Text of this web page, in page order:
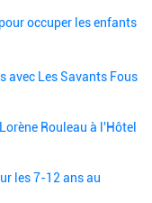
occuper les enfants
avec Les Savants Fous
Rouleau à l'Hôtel
les 7-12 ans au